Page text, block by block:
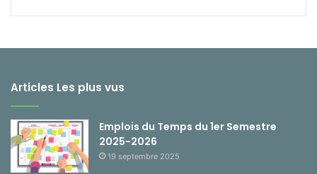
Articles Les plus vus
Emplois du Temps du 1er Semestre
2025-2026
19 septembre 2025